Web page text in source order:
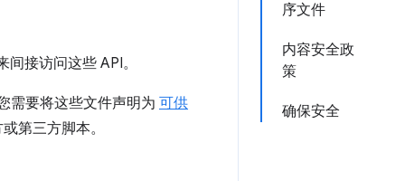
序文件
内容安全政
策
确保安全
间接访问这些 API。
需要将这些文件声明为 可供
第三方脚本。